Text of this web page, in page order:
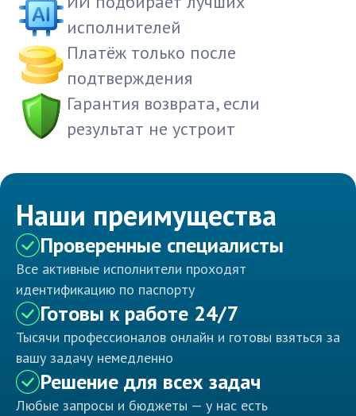
исполнителей
Платёж только после
подтверждения
Гарантия возврата, если
результат не устроит
Наши преимущества
Проверенные специалисты
Все активные исполнители проходят
идентификацию по паспорту
Готовы к работе 24/7
Тысячи профессионалов онлайн и готовы взяться за
вашу задачу немедленно
Решение для всех задач
Любые запросы и бюджеты — у нас есть